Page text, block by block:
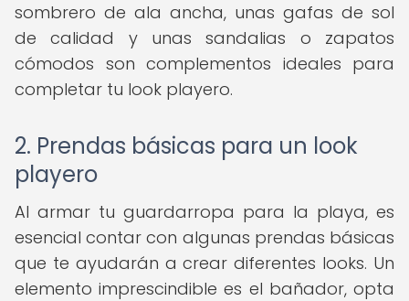
sombrero de ala ancha, unas gafas de sol
de calidad y unas sandalias o zapatos
cómodos son complementos ideales para
completar tu look playero.
2. Prendas básicas para un look
playero
Al armar tu guardarropa para la playa, es
esencial contar con algunas prendas básicas
que te ayudarán a crear diferentes looks. Un
elemento imprescindible es el bañador, opta